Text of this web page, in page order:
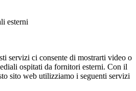
esterni
servizi ci consente di mostrarti video o
ospitati da fornitori esterni. Con il
sito web utilizziamo i seguenti servizi